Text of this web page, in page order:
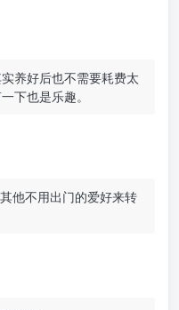
养好后也不需要耗费太
下也是乐趣。
他不用出门的爱好来转